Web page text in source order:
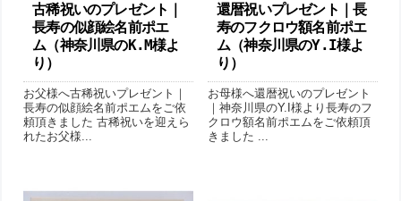
古稀祝いのプレゼント｜
長寿の似顔絵名前ポエ
ム （神奈川県のK.M様よ
り ）
お父様へ古稀祝いプレゼント｜
長寿の似顔絵名前ポエムをご依
頼頂きました 古稀祝いを迎えら
れたお父様...
還暦祝いプレゼント｜長
寿のフクロウ額名前ポエ
ム（神奈川県のY.I様よ
り ）
お母様へ還暦祝いのプレゼント
｜神奈川県のY.I様より長寿のフ
クロウ額名前ポエムをご依頼頂
きました ...